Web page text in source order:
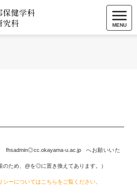
MENU
fhsadmin◎cc.okayama-u.ac.jp
へお願いいた
のため、@を◎に置き換えてあります。）
ーについてはこちらをご覧ください。